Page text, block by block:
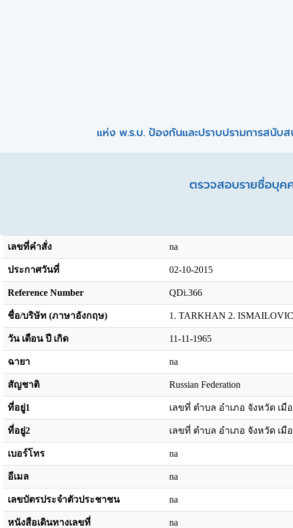
แห่ง พ.ร.บ. ป้องกันและปราบปรามการสนับ
ตรวจสอบรายชื่อบุค
เลขที่คำสั่ง na
ประกาศวันที่ 02-10-2015
Reference Number QDi.366
ชื่อ/บริษัท (ภาษาอังกฤษ) 1. TARKHAN 2.
วัน เดือน ปี เกิด 11-11-1965
ฉายา na
สัญชาติ Russian Federation
ที่อยู่1 เลขที่ ตำบล อำเภอ จังหวัด เมื
ที่อยู่2 เลขที่ ตำบล อำเภอ จังหวัด เมื
เบอร์โทร na
อีเมล na
เลขบัตรประจำตัวประชาชน na
หนังสือเดินทางเลขที่ na